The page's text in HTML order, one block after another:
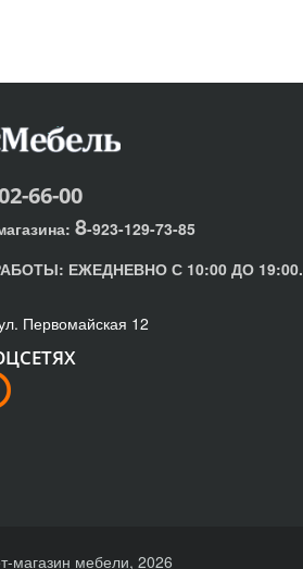
66-00
8-923-129-73-85
ЕЖЕДНЕВНО С 10:00 ДО 19:00.
Первомайская 12
магазин мебели, 2026